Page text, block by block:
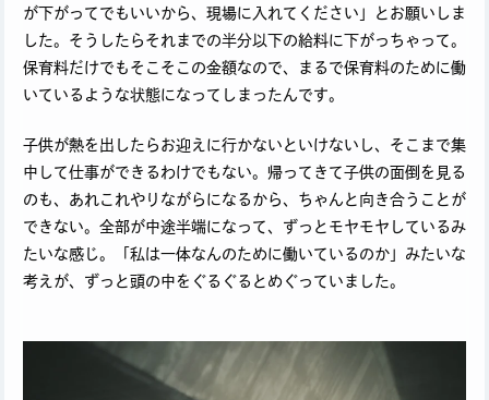
が下がってでもいいから、現場に入れてください」とお願いしま
した。そうしたらそれまでの半分以下の給料に下がっちゃって。
保育料だけでもそこそこの金額なので、まるで保育料のために働
いているような状態になってしまったんです。
子供が熱を出したらお迎えに行かないといけないし、そこまで集
中して仕事ができるわけでもない。帰ってきて子供の面倒を見る
のも、あれこれやりながらになるから、ちゃんと向き合うことが
できない。全部が中途半端になって、ずっとモヤモヤしているみ
たいな感じ。「私は一体なんのために働いているのか」みたいな
考えが、ずっと頭の中をぐるぐるとめぐっていました。